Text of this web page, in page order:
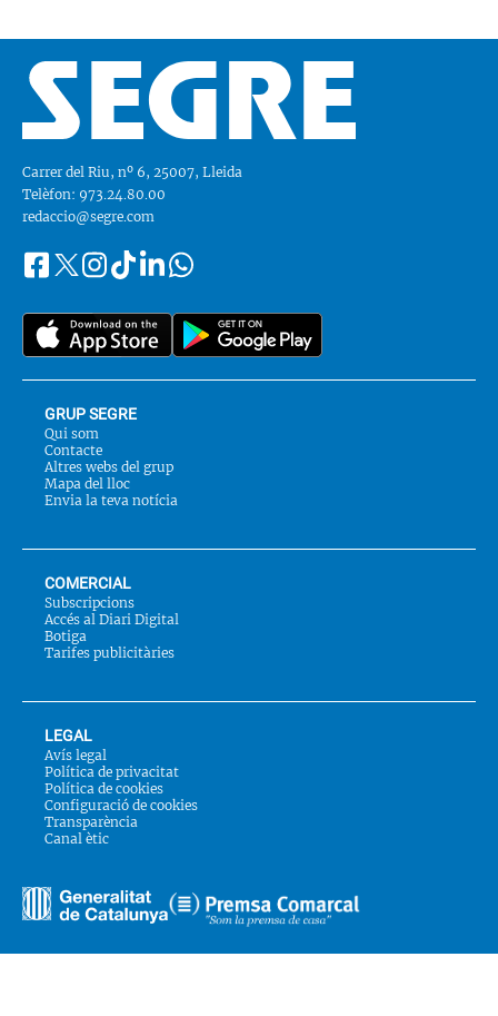
Carrer del Riu, nº 6, 25007, Lleida
Telèfon: 973.24.80.00
redaccio@segre.com
Segueix-
a::
FacebookInstagram
TiktokLinkedinWhatsapp
GRUP SEGRE
Qui som
Contacte
Altres webs del grup
Mapa del lloc
Envia la teva notícia
COMERCIAL
Subscripcions
Accés al Diari Digital
Botiga
Tarifes publicitàries
LEGAL
Avís legal
Política de privacitat
Política de cookies
Configuració de cookies
Transparència
Canal ètic